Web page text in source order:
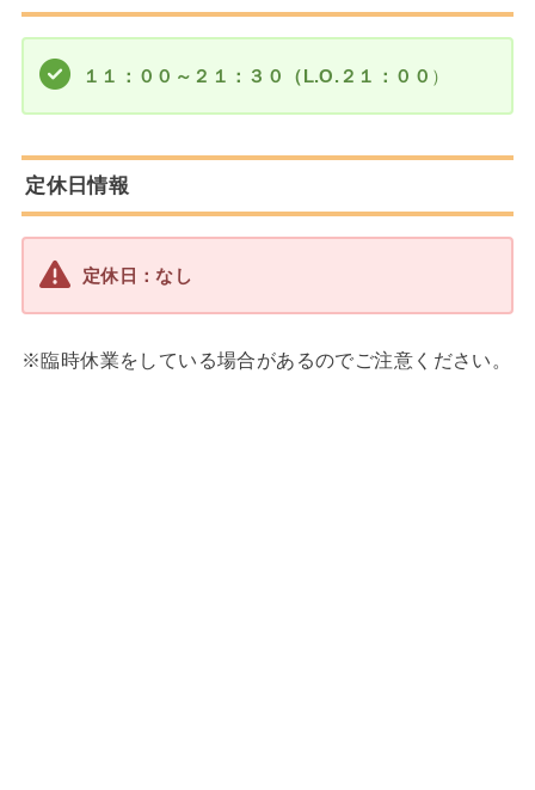
１１：００～２１：３０（L.O.２１：００ ）
定休日情報
定休日：なし
※臨時休業をしている場合があるのでご注意ください。